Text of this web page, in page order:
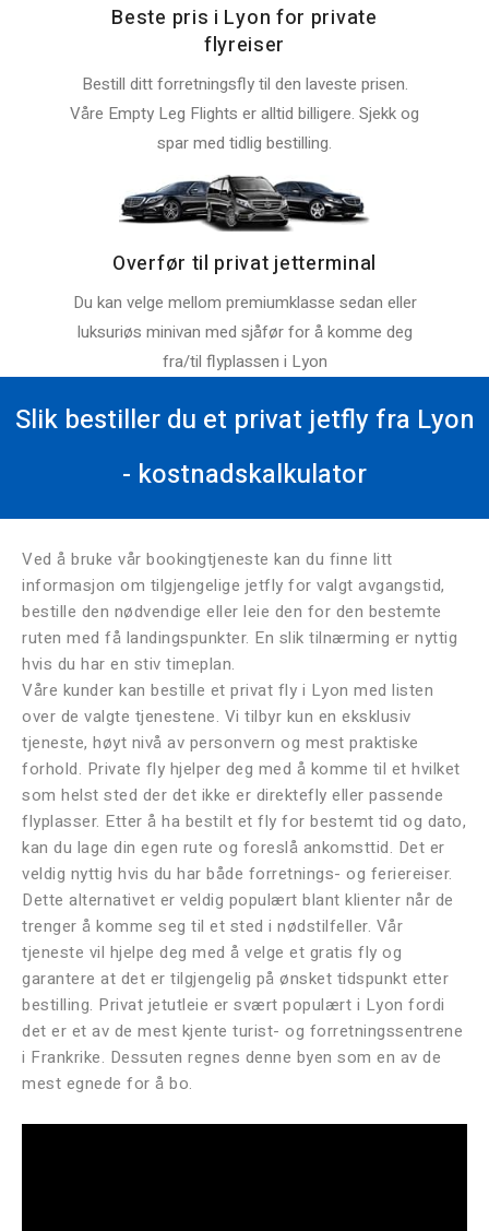
Beste pris i Lyon for private
flyreiser
Bestill ditt forretningsfly til den laveste prisen.
Våre Empty Leg Flights er alltid billigere. Sjekk og
spar med tidlig bestilling.
Overfør til privat jetterminal
Du kan velge mellom premiumklasse sedan eller
luksuriøs minivan med sjåfør for å komme deg
fra/til flyplassen i Lyon
Slik bestiller du et privat jetfly fra Lyon
- kostnadskalkulator
Ved å bruke vår bookingtjeneste kan du finne litt
informasjon om tilgjengelige jetfly for valgt avgangstid,
bestille den nødvendige eller leie den for den bestemte
ruten med få landingspunkter. En slik tilnærming er nyttig
hvis du har en stiv timeplan.
Våre kunder kan bestille et privat fly i Lyon med listen
over de valgte tjenestene. Vi tilbyr kun en eksklusiv
tjeneste, høyt nivå av personvern og mest praktiske
forhold. Private fly hjelper deg med å komme til et hvilket
som helst sted der det ikke er direktefly eller passende
flyplasser. Etter å ha bestilt et fly for bestemt tid og dato,
kan du lage din egen rute og foreslå ankomsttid. Det er
veldig nyttig hvis du har både forretnings- og feriereiser.
Dette alternativet er veldig populært blant klienter når de
trenger å komme seg til et sted i nødstilfeller. Vår
tjeneste vil hjelpe deg med å velge et gratis fly og
garantere at det er tilgjengelig på ønsket tidspunkt etter
bestilling. Privat jetutleie er svært populært i Lyon fordi
det er et av de mest kjente turist- og forretningssentrene
i Frankrike. Dessuten regnes denne byen som en av de
mest egnede for å bo.